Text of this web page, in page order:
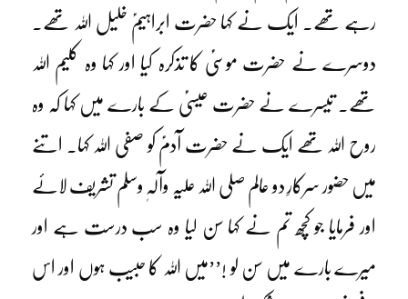
رہے تھے۔ ایک نے کہا حضرت ابراہیمؑ خلیل اللہ تھے۔
دوسرے نے حضرت موسیٰؑ کا تذکرہ کیا اور کہا وہ کلیم اللہ
تھے۔ تیسرے نے حضرت عیسیٰؑ کے بارے میں کہا کہ وہ
روح اللہ تھے ایک نے حضرت آدمؑ کو صفی اللہ کہا۔ اتنے
میں حضور سرکارِ دو عالم صلی اللہ علیہ وآلہٖ وسلم تشریف لائے
اور فرمایا جو کچھ تم نے کہا سن لیا وہ سب درست ہے اور
میرے بارے میں سن لو !’’میں اللہ کا حبیب ہوں اور اس